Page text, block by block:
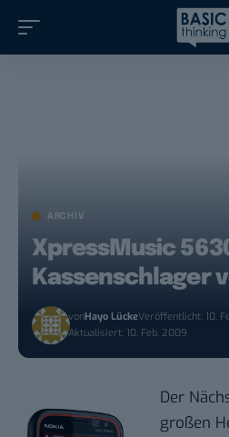
ARCHIV
XpressMusic
Kassenschlager
vonHayo LückeVeröffentlicht: 10.
Aktualisiert: 10. Feb. 2009
Der
großen